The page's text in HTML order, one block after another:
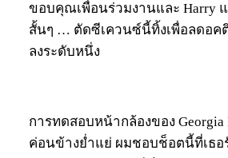
ขอบคุณเพื่อนร่วมงานและ Harry แ
สั้นๆ … ตัดซีเควนซ์นี้ทิ้งเพื่อลดอค
ลงระดับหนึ่ง
การทดสอบหน้ากล้องของ Georgia
ค่อนข้างย่ำแย่ ผมชอบช็อตนี้ที่เธ